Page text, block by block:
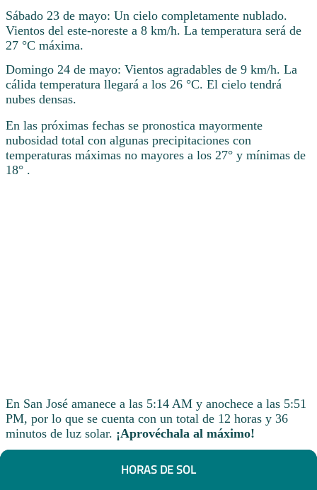
Sábado 23 de mayo: Un cielo completamente nublado.
Vientos del este-noreste a 8 km/h. La temperatura será de
27 °C máxima.
Domingo 24 de mayo: Vientos agradables de 9 km/h. La
cálida temperatura llegará a los 26 °C. El cielo tendrá
nubes densas.
En las próximas fechas se pronostica mayormente
nubosidad total con algunas precipitaciones con
temperaturas máximas no mayores a los 27° y mínimas de
18° .
En San José amanece a las 5:14 AM y anochece a las 5:51
PM, por lo que se cuenta con un total de 12 horas y 36
minutos de luz solar. ¡Aprovéchala al máximo!
HORAS DE SOL